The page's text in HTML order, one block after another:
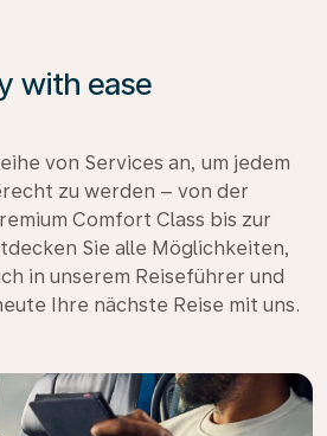
with ease
von Services an, um jedem
zu werden – von der
Comfort Class bis zur
Sie alle Möglichkeiten,
in unserem Reiseführer und
Ihre nächste Reise mit uns.